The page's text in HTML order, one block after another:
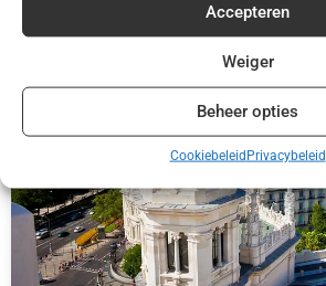
Accepteren
Weiger
Beheer opties
CookiebeleidPrivacybeleid